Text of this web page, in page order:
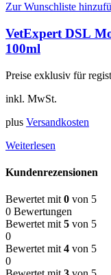
Zur Wunschliste
VetExpert DSL
100ml
Preise exklusiv für
inkl. MwSt.
plus Versandkosten
Weiterlesen
Kundenrezensionen
Bewertet mit0 von 5
0 Bewertungen
Bewertet mit5 von 5
0
Bewertet mit4 von 5
0